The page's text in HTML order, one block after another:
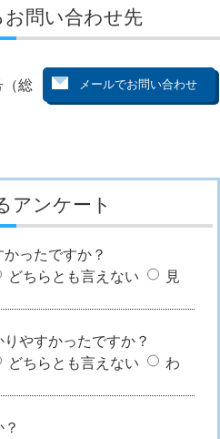
問い合わせ先
（総
アンケート
ったですか？
どちらとも言えない
見
やすかったですか？
どちらとも言えない
わ